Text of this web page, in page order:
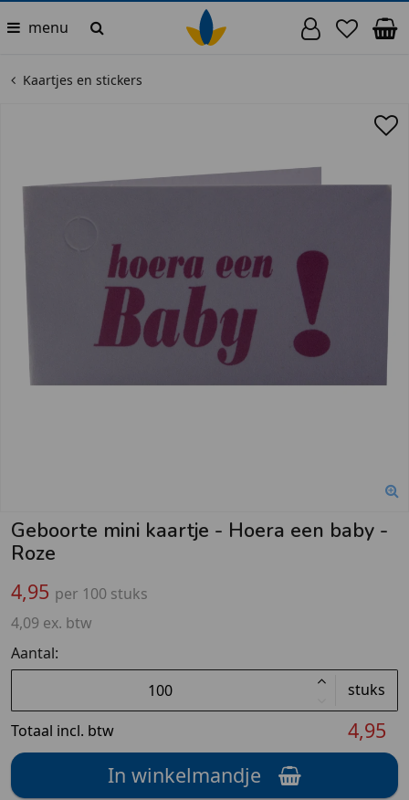
menu
Kaartjes en stickers
Geboorte mini kaartje - Hoera een baby -
Roze
4,95 per 100 stuks
4,09 ex. btw
Aantal:
stuks
Totaal incl. btw
4,95
In winkelmandje